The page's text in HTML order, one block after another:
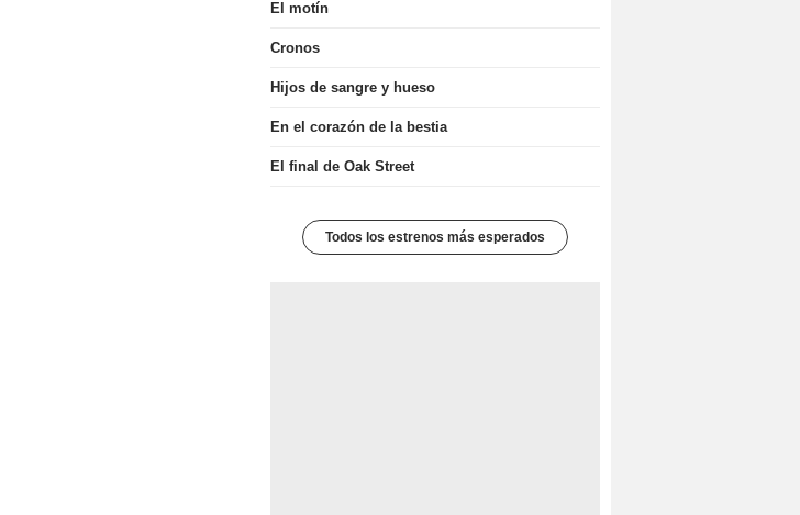
El motín
Cronos
Hijos de sangre y hueso
En el corazón de la bestia
El final de Oak Street
Todos los estrenos más esperados